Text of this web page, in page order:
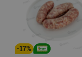
-17%